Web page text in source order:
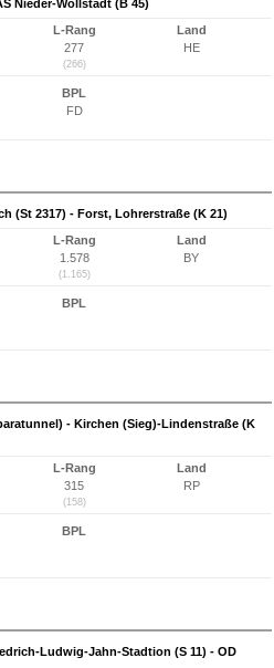
Nieder-Wöllstadt (B 45)
L-Rang
277
(266)
Land
HE
BPL
FD
(St 2317) - Forst, Lohrerstraße (K 21)
L-Rang
1.578
(1.165)
Land
BY
BPL
- Kirchen (Sieg)-Lindenstraße (K
L-Rang
315
(158)
Land
RP
BPL
Ludwig-Jahn-Stadtion (S 11) - OD